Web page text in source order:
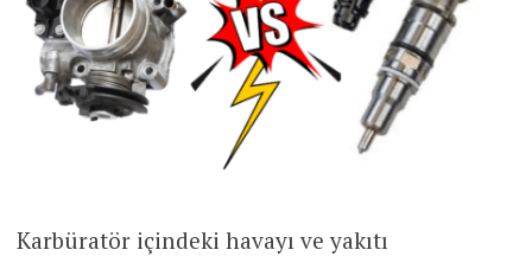
Karbüratör içindeki havayı ve yakıtı